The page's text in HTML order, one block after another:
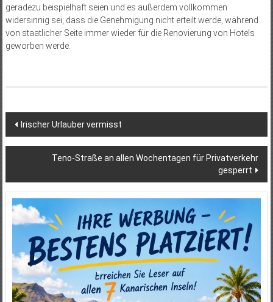
geradezu beispielhaft seien und es außerdem vollkommen
widersinnig sei, dass die Genehmigung nicht erteilt werde, während
von staatlicher Seite immer wieder für die Renovierung von Hotels
geworben werde.
Beitragsnavigation
Irischer Urlauber vermisst
Teno-Straße an allen Wochentagen für Privatverkehr
gesperrt